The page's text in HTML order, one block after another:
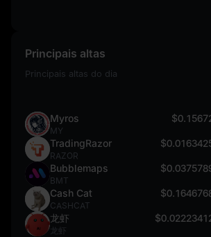
Principais altas
Principais altas do dia
Myros
MY
TradingRazor
RAZOR
Bubblemaps
BMT
Cash Cat
CASHCAT
龙虾
龙虾